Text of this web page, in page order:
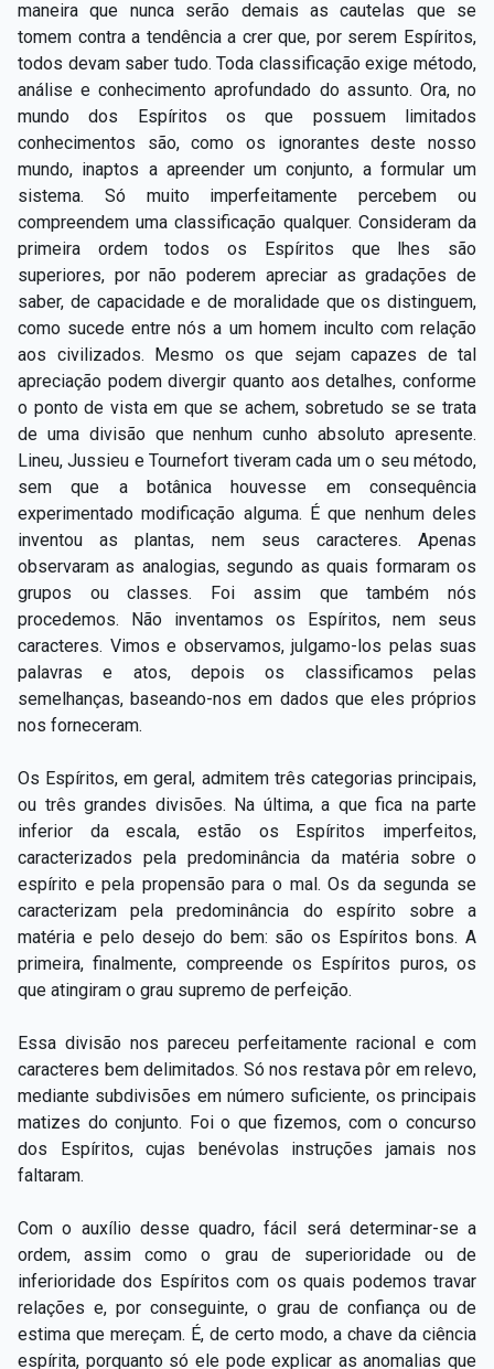
maneira que nunca serão demais as cautelas que se
tomem contra a tendência a crer que, por serem Espíritos,
todos devam saber tudo. Toda classificação exige método,
análise e conhecimento aprofundado do assunto. Ora, no
mundo dos Espíritos os que possuem limitados
conhecimentos são, como os ignorantes deste nosso
mundo, inaptos a apreender um conjunto, a formular um
sistema. Só muito imperfeitamente percebem ou
compreendem uma classificação qualquer. Consideram da
primeira ordem todos os Espíritos que lhes são
superiores, por não poderem apreciar as gradações de
saber, de capacidade e de moralidade que os distinguem,
como sucede entre nós a um homem inculto com relação
aos civilizados. Mesmo os que sejam capazes de tal
apreciação podem divergir quanto aos detalhes, conforme
o ponto de vista em que se achem, sobretudo se se trata
de uma divisão que nenhum cunho absoluto apresente.
Lineu, Jussieu e Tournefort tiveram cada um o seu método,
sem que a botânica houvesse em consequência
experimentado modificação alguma. É que nenhum deles
inventou as plantas, nem seus caracteres. Apenas
observaram as analogias, segundo as quais formaram os
grupos ou classes. Foi assim que também nós
procedemos. Não inventamos os Espíritos, nem seus
caracteres. Vimos e observamos, julgamo-los pelas suas
palavras e atos, depois os classificamos pelas
semelhanças, baseando-nos em dados que eles próprios
nos forneceram.
Os Espíritos, em geral, admitem três categorias principais,
ou três grandes divisões. Na última, a que fica na parte
inferior da escala, estão os Espíritos imperfeitos,
caracterizados pela predominância da matéria sobre o
espírito e pela propensão para o mal. Os da segunda se
caracterizam pela predominância do espírito sobre a
matéria e pelo desejo do bem: são os Espíritos bons. A
primeira, finalmente, compreende os Espíritos puros, os
que atingiram o grau supremo de perfeição.
Essa divisão nos pareceu perfeitamente racional e com
caracteres bem delimitados. Só nos restava pôr em relevo,
mediante subdivisões em número suficiente, os principais
matizes do conjunto. Foi o que fizemos, com o concurso
dos Espíritos, cujas benévolas instruções jamais nos
faltaram.
Com o auxílio desse quadro, fácil será determinar-se a
ordem, assim como o grau de superioridade ou de
inferioridade dos Espíritos com os quais podemos travar
relações e, por conseguinte, o grau de confiança ou de
estima que mereçam. É, de certo modo, a chave da ciência
espírita, porquanto só ele pode explicar as anomalias que